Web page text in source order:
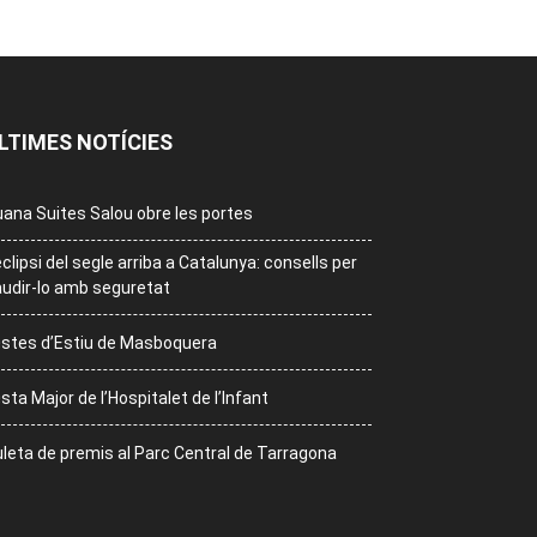
NOTÍCIES
Suites Salou obre les portes
del segle arriba a Catalunya: consells per
lo amb seguretat
d’Estiu de Masboquera
Major de l’Hospitalet de l’Infant
de premis al Parc Central de Tarragona